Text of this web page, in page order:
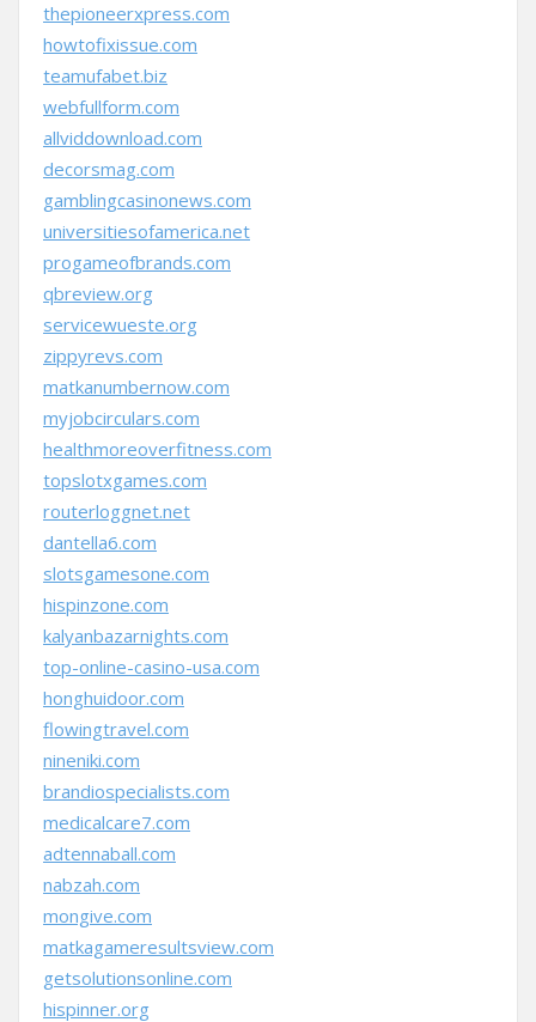
thepioneerxpress.com
howtofixissue.com
teamufabet.biz
webfullform.com
allviddownload.com
decorsmag.com
gamblingcasinonews.com
universitiesofamerica.net
progameofbrands.com
qbreview.org
servicewueste.org
zippyrevs.com
matkanumbernow.com
myjobcirculars.com
healthmoreoverfitness.com
topslotxgames.com
routerloggnet.net
dantella6.com
slotsgamesone.com
hispinzone.com
kalyanbazarnights.com
top-online-casino-usa.com
honghuidoor.com
flowingtravel.com
nineniki.com
brandiospecialists.com
medicalcare7.com
adtennaball.com
nabzah.com
mongive.com
matkagameresultsview.com
getsolutionsonline.com
hispinner.org